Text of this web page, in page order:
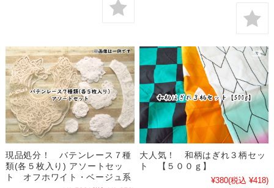
現品処分！ バテンレース７種
類(各５枚入り) アソートセッ
ト オフホワイト・ベージュ系
大人気！ 和柄はぎれ３柄セッ
ト 【５００ｇ】
¥380(税込 ¥418)